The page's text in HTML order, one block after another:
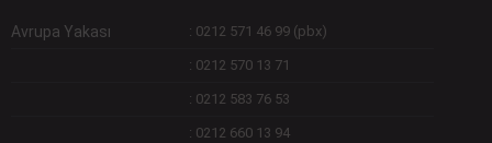
Avrupa Yakası : 0212 571 46 99 (pbx)
: 0212 570 13 71
: 0212 583 76 53
: 0212 660 13 94